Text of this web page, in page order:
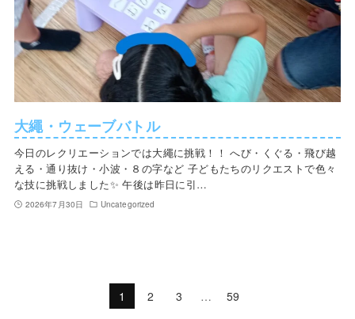
大繩・ウェーブバトル
今日のレクリエーションでは大繩に挑戦！！ へび・くぐる・飛び越
える・通り抜け・小波・８の字など 子どもたちのリクエストで色々
な技に挑戦しました✨ 午後は昨日に引…
2026年7月30日 Uncategorized
1 2 3 … 59